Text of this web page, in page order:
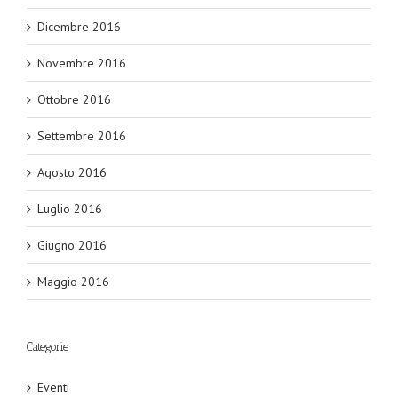
Dicembre 2016
Novembre 2016
Ottobre 2016
Settembre 2016
Agosto 2016
Luglio 2016
Giugno 2016
Maggio 2016
Categorie
Eventi